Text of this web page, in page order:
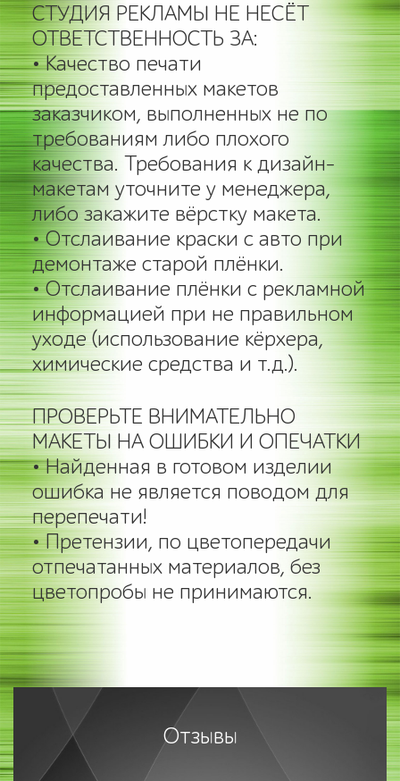
СТУДИЯ РЕКЛАМЫ НЕ НЕСЁТ
ОТВЕТСТВЕННОСТЬ ЗА:
• Качество печати
предоставленных макетов
заказчиком, выполненных не по
требованиям либо плохого
качества. Требования к дизайн-
макетам уточните у менеджера,
либо закажите вёрстку макета.
• Отслаивание краски с авто при
демонтаже старой плёнки.
• Отслаивание плёнки с рекламной
информацией при не правильном
уходе (использование кёрхера,
химические средства и т.д.).
ПРОВЕРЬТЕ ВНИМАТЕЛЬНО
МАКЕТЫ НА ОШИБКИ И ОПЕЧАТКИ
• Найденная в готовом изделии
ошибка не является поводом для
перепечати!
• Претензии, по цветопередачи
отпечатанных материалов, без
цветопробы не принимаются.
Отзывы